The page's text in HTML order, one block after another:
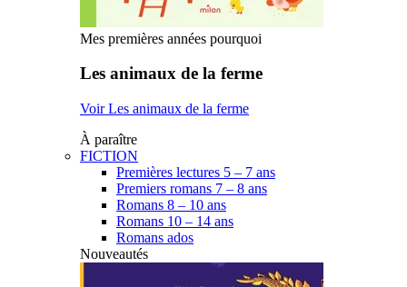
Mes premières années pourquoi
Les animaux de la ferme
Voir Les animaux de la ferme
À paraître
FICTION
Premières lectures 5 – 7 ans
Premiers romans 7 – 8 ans
Romans 8 – 10 ans
Romans 10 – 14 ans
Romans ados
Nouveautés